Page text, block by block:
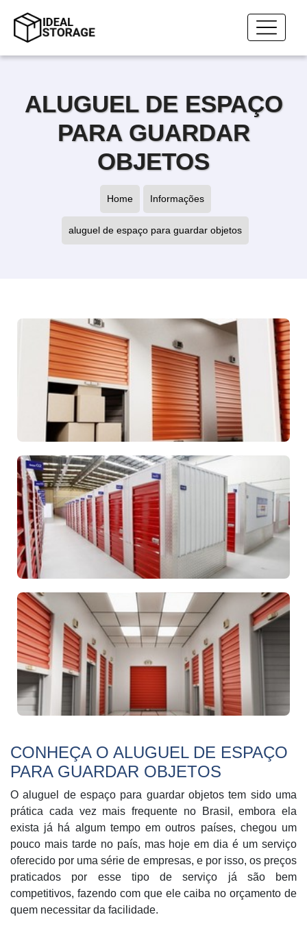
ALUGUEL DE ESPAÇO
PARA GUARDAR
OBJETOS
Home Informações
aluguel de espaço para guardar objetos
CONHEÇA O ALUGUEL DE ESPAÇO
PARA GUARDAR OBJETOS
O aluguel de espaço para guardar objetos tem sido uma
prática cada vez mais frequente no Brasil, embora ela
exista já há algum tempo em outros países, chegou um
pouco mais tarde no país, mas hoje em dia é um serviço
oferecido por uma série de empresas, e por isso, os preços
praticados por esse tipo de serviço já são bem
competitivos, fazendo com que ele caiba no orçamento de
quem necessitar da facilidade.